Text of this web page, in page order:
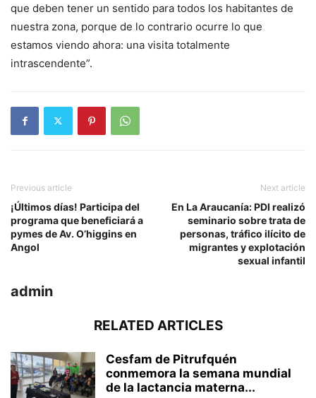
que deben tener un sentido para todos los habitantes de
nuestra zona, porque de lo contrario ocurre lo que
estamos viendo ahora: una visita totalmente
intrascendente”.
Previous article
¡Últimos días! Participa del
programa que beneficiará a
pymes de Av. O’higgins en
Angol
Next article
En La Araucanía: PDI realizó
seminario sobre trata de
personas, tráfico ilícito de
migrantes y explotación
sexual infantil
admin
RELATED ARTICLES
Cesfam de Pitrufquén
conmemora la semana mundial
de la lactancia materna...